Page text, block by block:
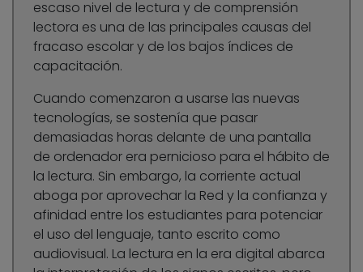
escaso nivel de lectura y de comprensión
lectora es una de las principales causas del
fracaso escolar y de los bajos índices de
capacitación.
Cuando comenzaron a usarse las nuevas
tecnologías, se sostenía que pasar
demasiadas horas delante de una pantalla
de ordenador era pernicioso para el hábito de
la lectura. Sin embargo, la corriente actual
aboga por aprovechar la Red y la confianza y
afinidad entre los estudiantes para potenciar
el uso del lenguaje, tanto escrito como
audiovisual. La lectura en la era digital abarca